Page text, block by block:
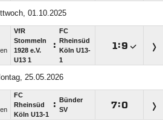
01.10.2025
VfR
Stommeln
1928 e.V.
U13 1
:
FC
Rheinsüd
Köln U13-
1
:
25.05.2026
FC
Rheinsüd
Köln U13-1
:
Bünder
SV
: